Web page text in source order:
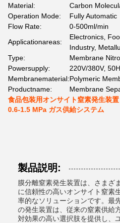
Material:
Carbon
Operation Mode:
Fully Automatic
Flow Rate:
0-500ml/min
Applicationareas:
Electronics,
Industry,
Type:
Membrane
Powersupply:
220V/380V,
Membranematerial:Polymeric
Productname:
Membrane
食品包装用オンサイト窒素発生装
0.6-1.5 MPa ガス供給システム
製品説明:
膜分離窒素発生装置は、さまざ
に信頼性の高いオンサイト窒素
率的なソリューションです。最
の発生装置は、従来の窒素供給
対効果の高い選択肢を提供し、